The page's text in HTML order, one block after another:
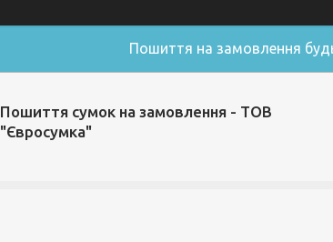
Пошиття на замовлення
Пошиття сумок на замовлення - ТОВ
"Євросумка"